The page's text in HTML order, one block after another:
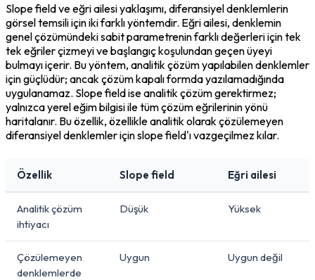
Slope field ve eğri ailesi yaklaşımı, diferansiyel denklemlerin
görsel temsili için iki farklı yöntemdir. Eğri ailesi, denklemin
genel çözümündeki sabit parametrenin farklı değerleri için tek
tek eğriler çizmeyi ve başlangıç koşulundan geçen üyeyi
bulmayı içerir. Bu yöntem, analitik çözüm yapılabilen denklemler
için güçlüdür; ancak çözüm kapalı formda yazılamadığında
uygulanamaz. Slope field ise analitik çözüm gerektirmez;
yalnızca yerel eğim bilgisi ile tüm çözüm eğrilerinin yönü
haritalanır. Bu özellik, özellikle analitik olarak çözülemeyen
diferansiyel denklemler için slope field'ı vazgeçilmez kılar.
Özellik Slope field Eğri ailesi
Analitik çözüm
ihtiyacı
Düşük Yüksek
Çözülemeyen
denklemlerde
Uygun Uygun değil